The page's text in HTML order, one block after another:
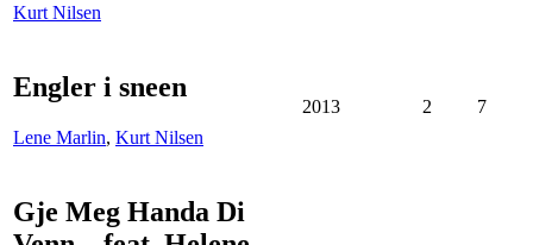
Kurt Nilsen
Engler i sneen
Lene Marlin, Kurt Nilsen
2013 2 7
Gje Meg Handa Di